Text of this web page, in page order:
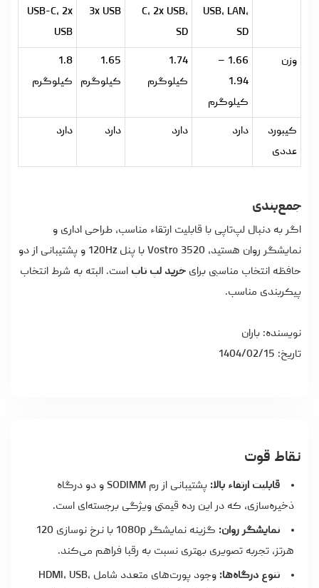
USB, LAN,
SD
C, 2x USB,
SD
3x USB
USB-C, 2x
USB
وزن
1.66 –
1.94
کیلوگرم
1.74
کیلوگرم
1.65
کیلوگرم
1.8
کیلوگرم
کیبورد
عددی
دارد دارد دارد دارد
جمع‌بندی
اگر به‌ دنبال لپ‌تاپی با قابلیت ارتقاء مناسب، طراحی اداری و
نمایشگر روان هستید، Vostro 3520 با پنل 120Hz و پشتیبانی از دو
حافظه انتخاب مناسبی برای خرید لپ تاپ است. البته به شرط انتخاب
پیکربندی مناسب.
نویسنده: باران
تاریخ: 1404/02/15
نقاط قوت
قابلیت ارتقاء بالا:
پشتیبانی از رم SODIMM و دو درگاه
ذخیره‌سازی، که در این رده قیمتی ویژگی برجسته‌ای است.
نمایشگر روان:
گزینه نمایشگر 1080p با نرخ نوسازی 120
هرتز، تجربه تصویری بهتری نسبت به رقبا فراهم می‌کند.
تنوع درگاه‌ها:
وجود پورت‌های متعدد شامل HDMI، USB،